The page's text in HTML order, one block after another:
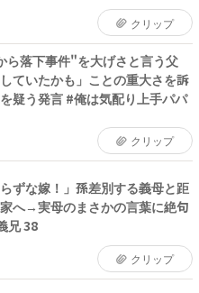
クリップ
ら落下事件"を大げさと言う父
していたかも」ことの重大さを訴
疑う発言 #俺は気配り上手パパ
クリップ
ずな嫁！」孫差別する義母と距
へ→実母のまさかの言葉に絶句
兄 38
クリップ